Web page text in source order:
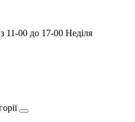
11-00 до 17-00 Неділя